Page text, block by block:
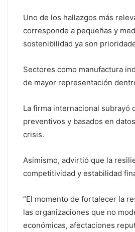
Uno de los hallazgos más
corresponde a pequeñas y
sostenibilidad ya son
Sectores como manufactura
de mayor representación
La firma internacional subrayó
preventivos y basados en
crisis.
Asimismo, advirtió que la
competitividad y estabilidad
“El momento de fortalecer la
las organizaciones que no
económicas, afectaciones